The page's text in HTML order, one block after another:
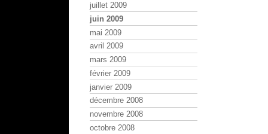
juillet 2009
juin 2009
mai 2009
avril 2009
mars 2009
février 2009
janvier 2009
décembre 2008
novembre 2008
octobre 2008